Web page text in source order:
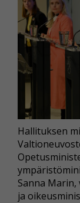
Hallituksen
Sanna
ja